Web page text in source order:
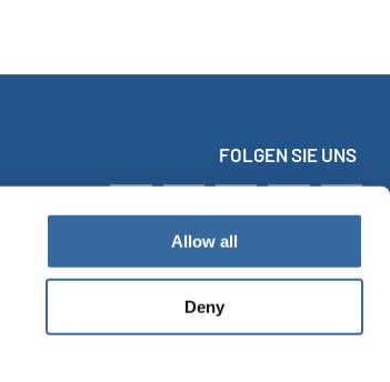
Allow all
Deny
FOLGEN SIE UNS